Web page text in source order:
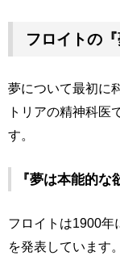
フロイトの『
夢について最初に
トリアの精神科医
す。
『夢は本能的な
フロイトは1900年
を発表しています。